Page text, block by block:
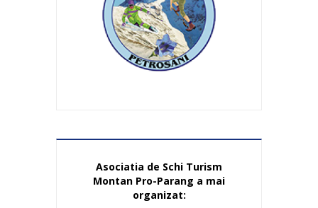
Asociatia de Schi Turism
Montan Pro-Parang a mai
organizat: